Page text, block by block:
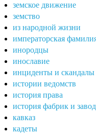
земское движение
земство
из народной жизни
императорская
инородцы
инославие
инциденты и скандалы
истории ведомств
история права
история фабрик и
кавказ
кадеты